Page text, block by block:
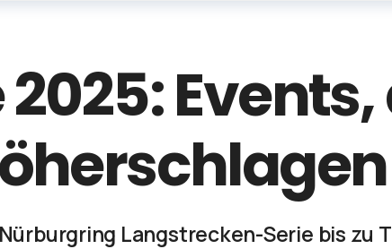
Events,
Langstrecken-Serie bis zu